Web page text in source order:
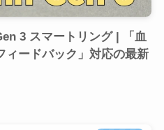
3 スマートリング | 「血
ィードバック」対応の最新